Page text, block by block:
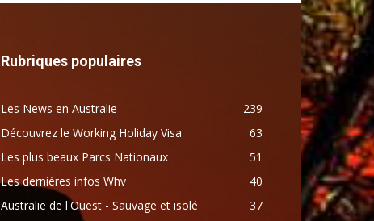
Rubriques populaires
Les News en Australie
239
Découvrez le Working Holiday Visa
63
Les plus beaux Parcs Nationaux
51
Les dernières infos Whv
40
Australie de l'Ouest - Sauvage et isolé
37